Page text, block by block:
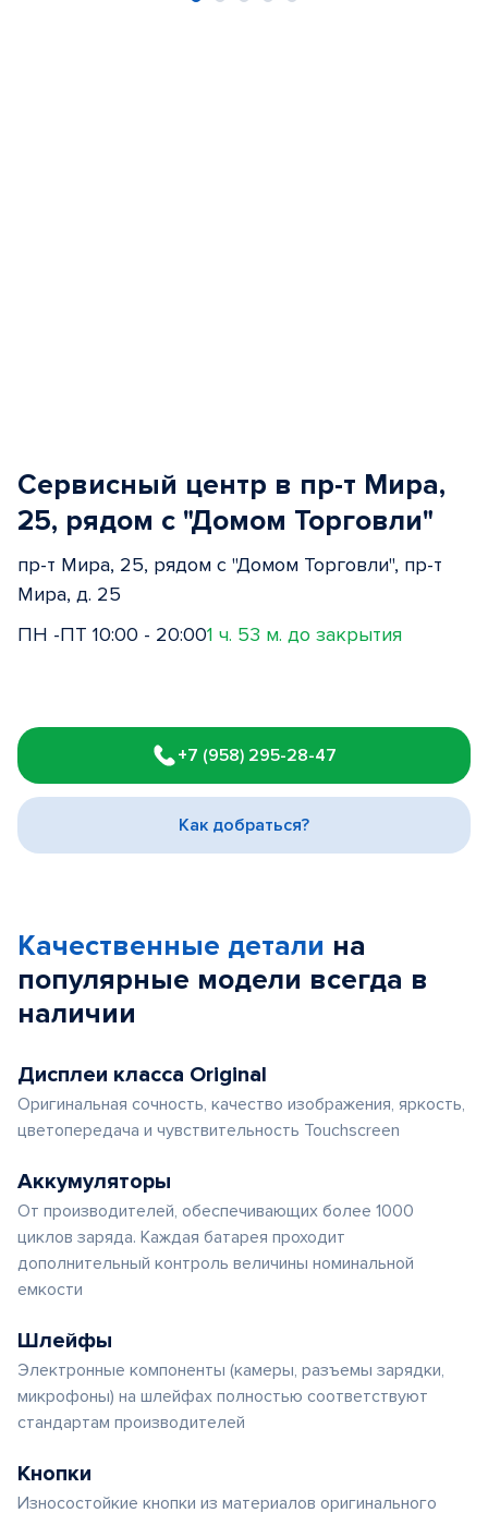
Сервисный центр в пр-т Мира,
25, рядом с "Домом Торговли"
пр-т Мира, 25, рядом с "Домом Торговли", пр-т
Мира, д. 25
ПН -ПТ 10:00 - 20:001 ч. 53 м. до закрытия
1
of
3
+7 (958) 295-28-47
Как добраться?
Качественные детали на
популярные модели всегда в
наличии
Дисплеи класса Original
Оригинальная сочность, качество изображения, яркость,
цветопередача и чувствительность Touchscreen
Аккумуляторы
От производителей, обеспечивающих более 1000
циклов заряда. Каждая батарея проходит
дополнительный контроль величины номинальной
емкости
Шлейфы
Электронные компоненты (камеры, разъемы зарядки,
микрофоны) на шлейфах полностью соответствуют
стандартам производителей
Кнопки
Износостойкие кнопки из материалов оригинального